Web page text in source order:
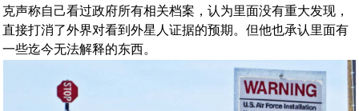
克声称自己看过政府所有相关档案，认为里面没有重大发现，
直接打消了外界对看到外星人证据的预期。但他也承认里面有
一些迄今无法解释的东西。